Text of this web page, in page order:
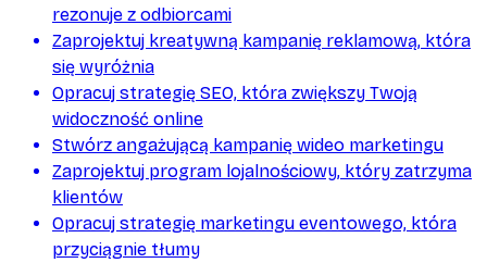
rezonuje z odbiorcami
Zaprojektuj kreatywną kampanię reklamową, która
się wyróżnia
Opracuj strategię SEO, która zwiększy Twoją
widoczność online
Stwórz angażującą kampanię wideo marketingu
Zaprojektuj program lojalnościowy, który zatrzyma
klientów
Opracuj strategię marketingu eventowego, która
przyciągnie tłumy